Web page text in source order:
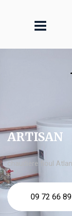
ARTISAN
chaudière fioul
09 72 66